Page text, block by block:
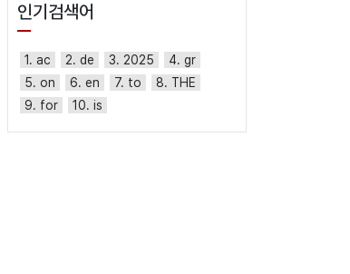
인기검색어
1. ac 2. de 3. 2025
4. gr
5. on
6. en 7. to
8. THE
9. for
10. is